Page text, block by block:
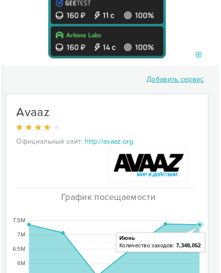
Добавить сервис
Avaaz
Официальный сайт: http://avaaz.org
График посещаемости
6M
6.5M
7M
7.5M
Июнь
Количество заходов: 7,348,052